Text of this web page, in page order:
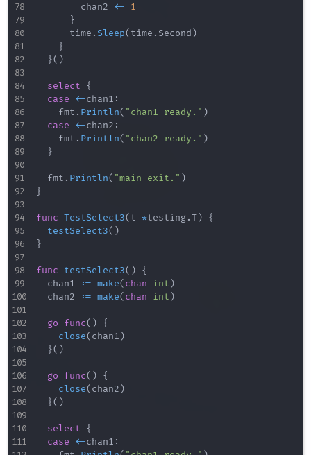
				chan2
<-
1
}
			time
. Sleep( time . Second )
}
}( )
select
{
case
<-chan1 :
		fmt
. Println( "chan1 ready." )
case
<-chan2 :
		fmt
. Println( "chan2 ready." )
}
	fmt
. Println( "main exit." )
}
func TestSelect3( t *testing.T)
{
testSelect3( )
}
func testSelect3( )
{
	chan1
:= make( chan int )
	chan2
:= make( chan int )
go func( )
{
close( chan1 )
}( )
go func( )
{
close( chan2 )
}( )
select
{
case
<-chan1 :